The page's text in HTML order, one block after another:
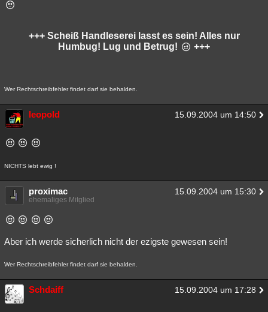
+++ Scheiß Handleserei lasst es sein! Alles nur
Humbug! Lug und Betrug!
+++
Wer Rechtschreibfehler findet darf sie behalden.
leopold 15.09.2004 um 14:50
NICHTS lebt ewig !
proximac 15.09.2004 um 15:30
ehemaliges Mitglied
Aber ich werde sicherlich nicht der ezigste gewesen sein!
Wer Rechtschreibfehler findet darf sie behalden.
Schdaiff 15.09.2004 um 17:28